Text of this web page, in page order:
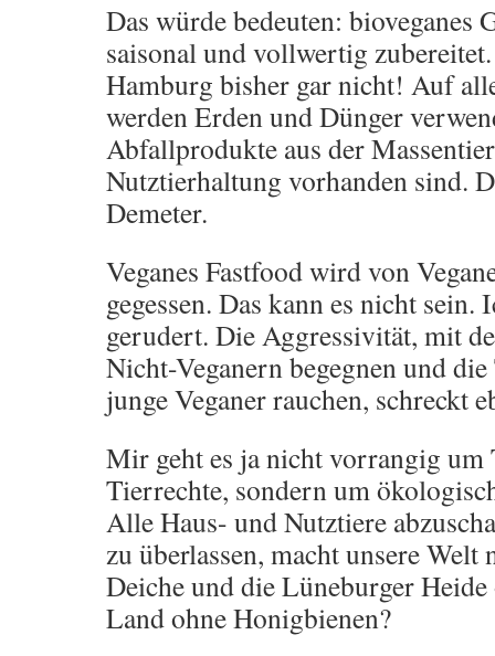
Das würde bedeuten: bioveganes
saisonal und vollwertig
Hamburg bisher gar nicht! Auf
werden Erden und Dünger
Abfallprodukte aus der
Nutztierhaltung vorhanden sind.
Demeter.
Veganes Fastfood wird von
gegessen. Das kann es nicht sein.
gerudert. Die Aggressivität, mit
Nicht-Veganern begegnen und die
junge Veganer rauchen, schreckt
Mir geht es ja nicht vorrangig um
Tierrechte, sondern um
Alle Haus- und Nutztiere
zu überlassen, macht unsere Welt
Deiche und die Lüneburger
Land ohne Honigbienen?